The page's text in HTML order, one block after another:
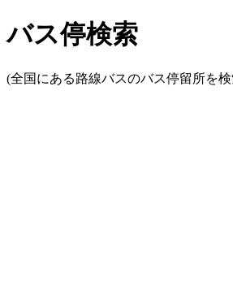
バス停検索
(全国にある路線バスのバス停留所を